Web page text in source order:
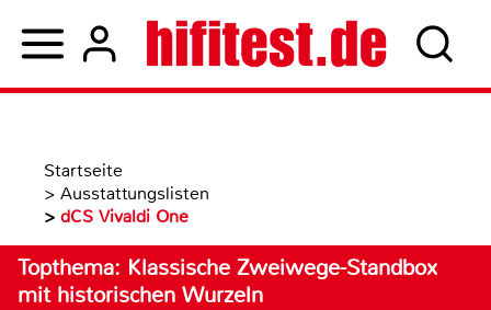
Startseite
> Ausstattungslisten
> dCS Vivaldi One
Topthema: Klassische Zweiwege-Standbox
mit historischen Wurzeln